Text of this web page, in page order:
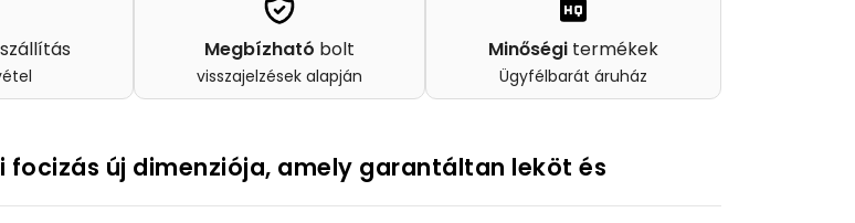
szállítás Megbízható bolt
visszajelzések alapján
Minőségi termékek
Ügyfélbarát áruház
új dimenziója, amely garantáltan leköt és